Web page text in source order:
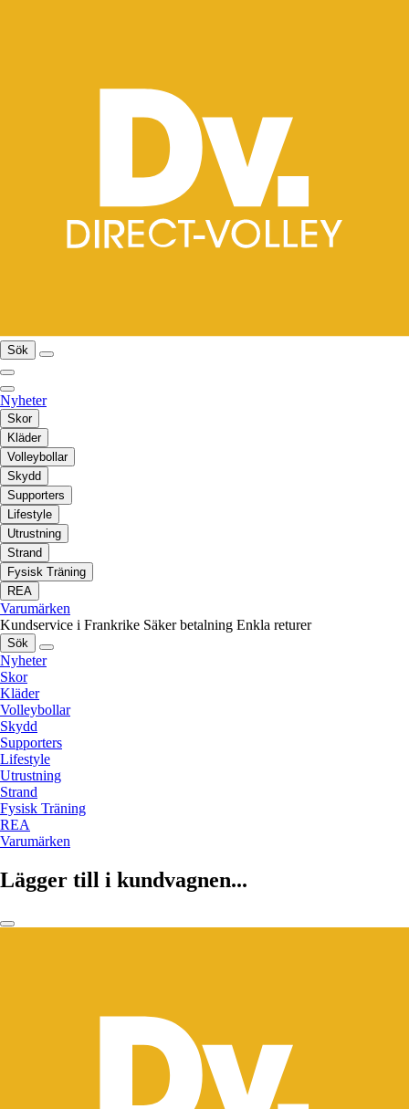
Sök
Nyheter
Skor
Kläder
Volleybollar
Skydd
Supporters
Lifestyle
Utrustning
Strand
Fysisk Träning
REA
Varumärken
Kundservice i Frankrike Säker betalning Enkla returer
Sök
Nyheter
Skor
Kläder
Volleybollar
Skydd
Supporters
Lifestyle
Utrustning
Strand
Fysisk Träning
REA
Varumärken
Lägger till i kundvagnen...